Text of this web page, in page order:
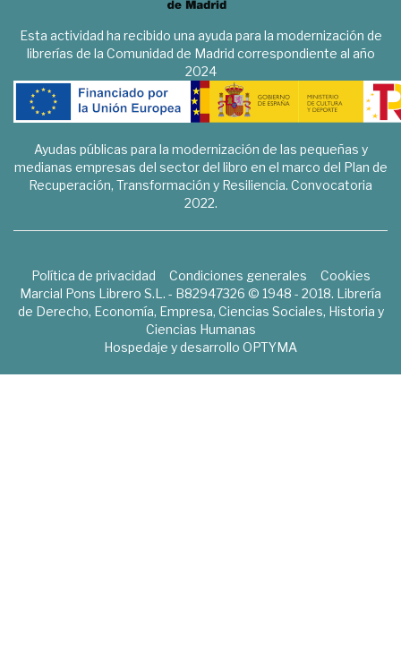
Esta actividad ha recibido una ayuda para la modernización de
librerías de la Comunidad de Madrid correspondiente al año
2024
Ayudas públicas para la modernización de las pequeñas y
medianas empresas del sector del libro en el marco del Plan de
Recuperación, Transformación y Resiliencia. Convocatoria
2022.
Política de privacidad Condiciones generales
Cookies
Marcial Pons Librero S.L. - B82947326 © 1948 - 2018. Librería
de Derecho, Economía, Empresa, Ciencias Sociales, Historia y
Ciencias Humanas
Hospedaje y desarrollo OPTYMA